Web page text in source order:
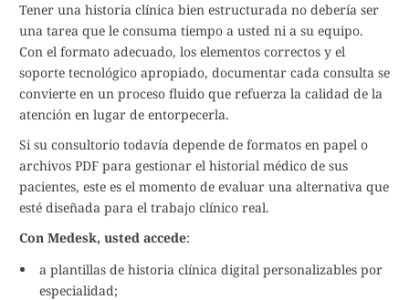
Tener una historia clínica bien estructurada no debería ser
una tarea que le consuma tiempo a usted ni a su equipo.
Con el formato adecuado, los elementos correctos y el
soporte tecnológico apropiado, documentar cada consulta se
convierte en un proceso fluido que refuerza la calidad de la
atención en lugar de entorpecerla.
Si su consultorio todavía depende de formatos en papel o
archivos PDF para gestionar el historial médico de sus
pacientes, este es el momento de evaluar una alternativa que
esté diseñada para el trabajo clínico real.
Con Medesk, usted accede:
a plantillas de historia clínica digital personalizables por
especialidad;